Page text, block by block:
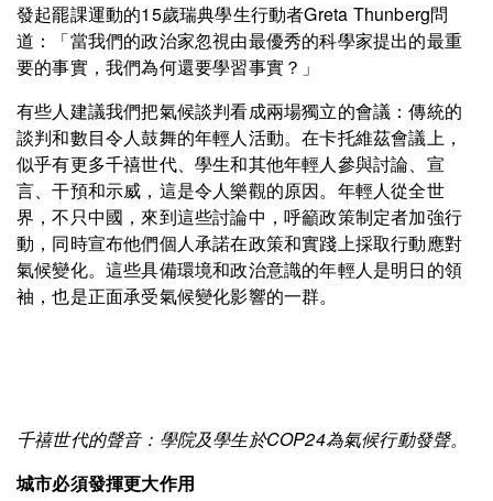
發起罷課運動的15歲瑞典學生行動者Greta Thunberg問
道：「當我們的政治家忽視由最優秀的科學家提出的最重
要的事實，我們為何還要學習事實？」
有些人建議我們把氣候談判看成兩場獨立的會議：傳統的
談判和數目令人鼓舞的年輕人活動。在卡托維茲會議上，
似乎有更多千禧世代、學生和其他年輕人參與討論、宣
言、干預和示威，這是令人樂觀的原因。年輕人從全世
界，不只中國，來到這些討論中，呼籲政策制定者加強行
動，同時宣布他們個人承諾在政策和實踐上採取行動應對
氣候變化。這些具備環境和政治意識的年輕人是明日的領
袖，也是正面承受氣候變化影響的一群。
千禧世代的聲音：學院及學生於COP24為氣候行動發聲。
城市必須發揮更大作用